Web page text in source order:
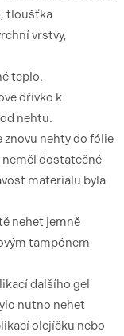
tloušťka
vrstvy,
teplo.
dřívko k
nehtu.
nehty do fólie
neměl dostatečné
materiálu byla
nehet jemně
tampónem
dalšího gel
nutno nehet
olejíčku nebo